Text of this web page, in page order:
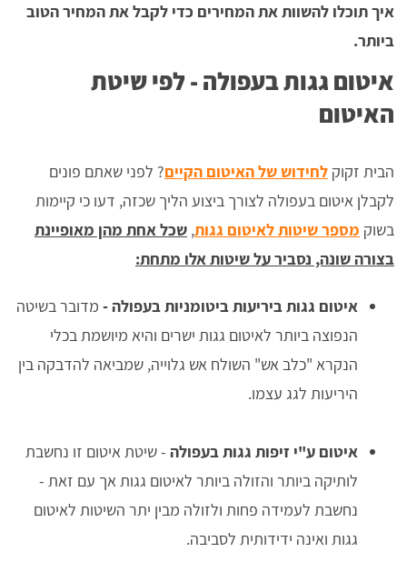
איך תוכלו להשוות את המחירים כדי לקבל את המחיר הטוב
ביותר.
איטום גגות בעפולה - לפי שיטת
האיטום
הבית זקוק לחידוש של האיטום הקיים? לפני שאתם פונים
לקבלן איטום בעפולה לצורך ביצוע הליך שכזה, דעו כי קיימות
בשוק מספר שיטות לאיטום גגות, שכל אחת מהן מאופיינת
בצורה שונה, נסביר על שיטות אלו מתחת:
איטום גגות ביריעות ביטומניות בעפולה - מדובר בשיטה
הנפוצה ביותר לאיטום גגות ישרים והיא מיושמת בכלי
הנקרא "כלב אש" השולח אש גלוייה, שמביאה להדבקה בין
היריעות לגג עצמו.
איטום ע"י זיפות גגות בעפולה - שיטת איטום זו נחשבת
לותיקה ביותר והזולה ביותר לאיטום גגות אך עם זאת -
נחשבת לעמידה פחות ולזולה מבין יתר השיטות לאיטום
גגות ואינה ידידותית לסביבה.